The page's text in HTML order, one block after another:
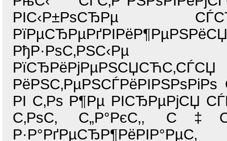
РІС‹Р±РѕСЂРµ
РђР·РѕС‚РЅС‹Рµ
РІ С‚Рѕ Р¶Рµ РІСЂРµРјСЏ
С‚РѕС‚ С„Р°РєС‚,